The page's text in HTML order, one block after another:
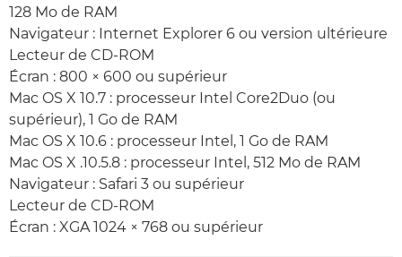
128 Mo de RAM
Navigateur : Internet Explorer 6 ou version ultérieure
Lecteur de CD-ROM
Écran : 800 × 600 ou supérieur
Mac OS X 10.7 : processeur Intel Core2Duo (ou
supérieur), 1 Go de RAM
Mac OS X 10.6 : processeur Intel, 1 Go de RAM
Mac OS X .10.5.8 : processeur Intel, 512 Mo de RAM
Navigateur : Safari 3 ou supérieur
Lecteur de CD-ROM
Écran : XGA 1024 × 768 ou supérieur